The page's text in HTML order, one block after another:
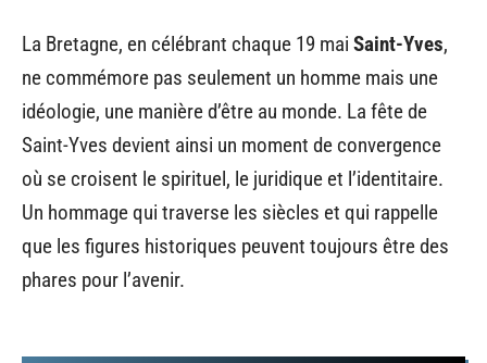
La Bretagne, en célébrant chaque 19 mai Saint-Yves,
ne commémore pas seulement un homme mais une
idéologie, une manière d’être au monde. La fête de
Saint-Yves devient ainsi un moment de convergence
où se croisent le spirituel, le juridique et l’identitaire.
Un hommage qui traverse les siècles et qui rappelle
que les figures historiques peuvent toujours être des
phares pour l’avenir.